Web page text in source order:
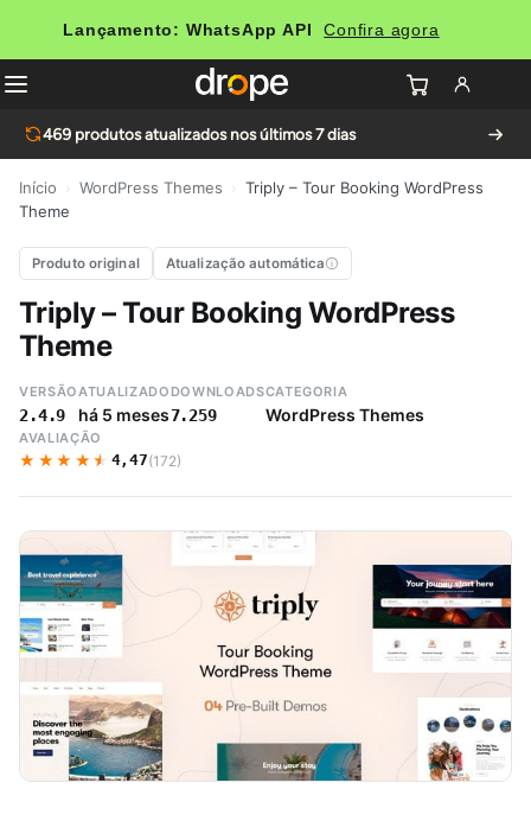
Lançamento: WhatsApp API Confira agora
469 produtos atualizados nos últimos 7 dias
Início WordPress Themes
Triply – Tour Booking WordPress
Theme
Produto original Atualização automática
Triply – Tour Booking WordPress
Theme
VERSÃO
2.4.9
ATUALIZADO
há 5 meses
DOWNLOADS
7.259
CATEGORIA
WordPress Themes
AVALIAÇÃO
★★★★★
★★★★★ 4,47(172)